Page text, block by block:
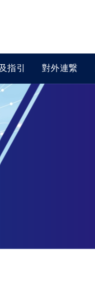
指引 對外連繋